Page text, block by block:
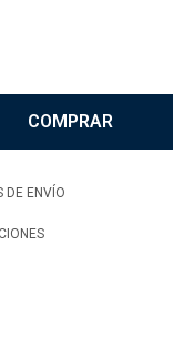
COMPRAR
DE ENVÍO